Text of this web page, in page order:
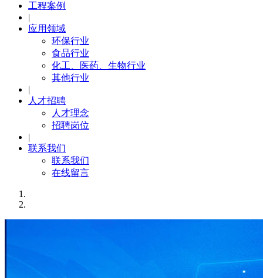
工程案例
|
应用领域
环保行业
食品行业
化工、医药、生物行业
其他行业
|
人才招聘
人才理念
招聘岗位
|
联系我们
联系我们
在线留言